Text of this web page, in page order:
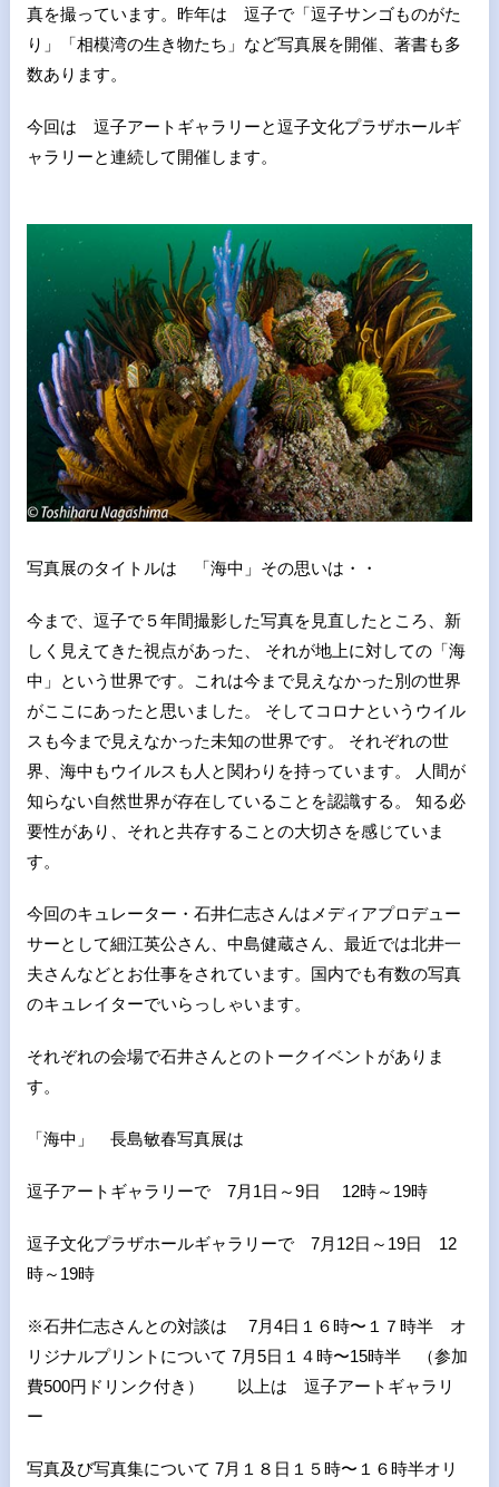
真を撮っています。昨年は 逗子で「逗子サンゴものがた
り」「相模湾の生き物たち」など写真展を開催、著書も多
数あります。
今回は 逗子アートギャラリーと逗子文化プラザホールギ
ャラリーと連続して開催します。
写真展のタイトルは 「海中」その思いは・・
今まで、逗子で５年間撮影した写真を見直したところ、新
しく見えてきた視点があった、 それが地上に対しての「海
中」という世界です。これは今まで見えなかった別の世界
がここにあったと思いました。 そしてコロナというウイル
スも今まで見えなかった未知の世界です。 それぞれの世
界、海中もウイルスも人と関わりを持っています。 人間が
知らない自然世界が存在していることを認識する。 知る必
要性があり、それと共存することの大切さを感じていま
す。
今回のキュレーター・石井仁志さんはメディアプロデュー
サーとして細江英公さん、中島健蔵さん、最近では北井一
夫さんなどとお仕事をされています。国内でも有数の写真
のキュレイターでいらっしゃいます。
それぞれの会場で石井さんとのトークイベントがありま
す。
「海中」 長島敏春写真展は
逗子アートギャラリーで 7月1日～9日 12時～19時
逗子文化プラザホールギャラリーで 7月12日～19日 12
時～19時
※石井仁志さんとの対談は 7月4日１６時〜１７時半 オ
リジナルプリントについて 7月5日１４時〜15時半 （参加
費500円ドリンク付き） 以上は 逗子アートギャラリ
ー
写真及び写真集について 7月１８日１５時〜１６時半オリ